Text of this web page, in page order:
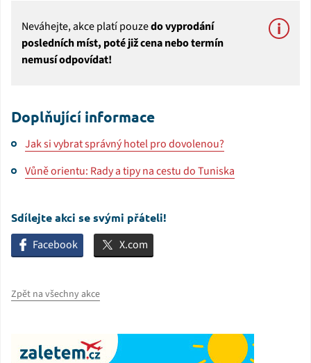
Neváhejte, akce platí pouzedo vyprodání
posledních míst, poté již cena nebo termín
nemusí odpovídat!
Doplňující informace
Jak si vybrat správný hotel pro dovolenou?
Vůně orientu: Rady a tipy na cestu do Tuniska
Sdílejte akci se svými přáteli!
Facebook X.com
Zpět na všechny akce